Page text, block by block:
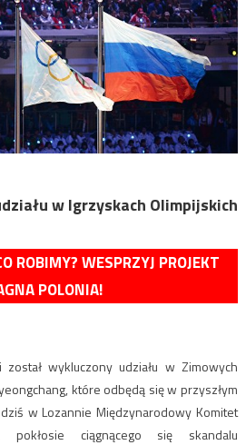
w Igrzyskach Olimpijskich
ROBIMY? WESPRZYJ PROJEKT
POLONIA!
wykluczony udziału w Zimowych
które odbędą się w przyszłym
w Lozannie Międzynarodowy Komitet
pokłosie ciągnącego się skandalu